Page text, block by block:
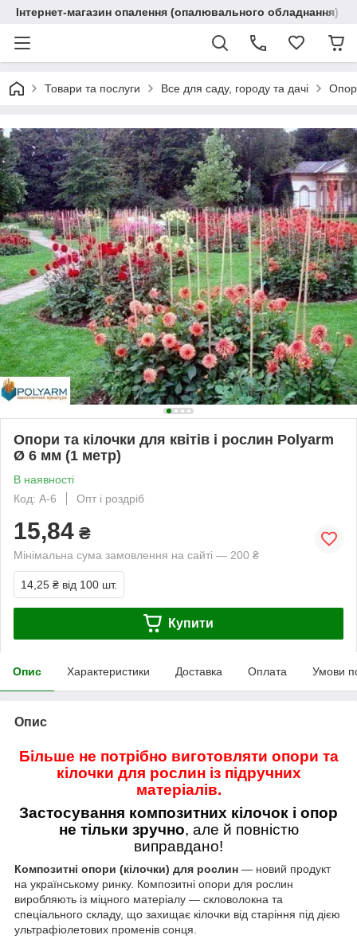
Інтернет-магазин опалення (опалювального обладнання)
Товари та послуги Все для саду, городу та дачі
Опори та кілочки для квітів і рослин Polyarm
Ø 6 мм (1 метр)
В наявності
Код: А-6
Опт і роздріб
15,84 ₴
Мінімальна сума замовлення на сайті — 200 ₴
14,25 ₴ від 100 шт.
Купити
Опис Характеристики Доставка Оплата Умови
Опис
Більше не потрібно виготовляти опори та
кілочки для рослин із підручних
матеріалів.
Застосування композитних кілочок і опор
не тільки зручно, але й повністю
виправдано!
Композитні опори (кілочки) для рослин — новий продукт
на українському ринку. Композитні опори для рослин
виробляють із міцного матеріалу — скловолокна та
спеціального складу, що захищає кілочки від старіння під дією
ультрафіолетових променів сонця.